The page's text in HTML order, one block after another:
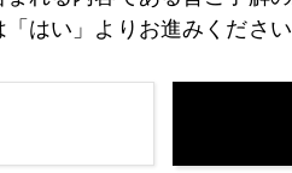
3月 4月 5月
はい」よりお進みください